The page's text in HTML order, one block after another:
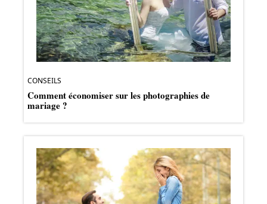
CONSEILS
Comment économiser sur les photographies de
mariage ?